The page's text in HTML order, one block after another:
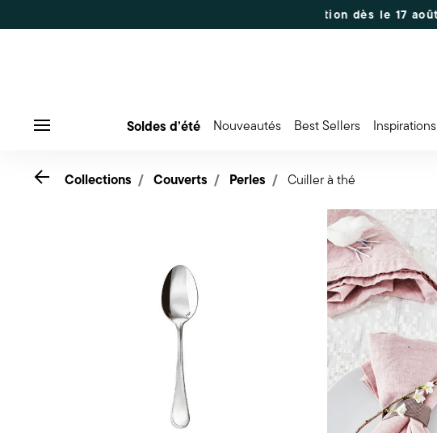
| Commandes du 7 au 16 août : expédition dès le 17 août
Soldes d’été Nouveautés Best Sellers Inspirations
Go back
Collections Couverts Perles Cuiller à thé